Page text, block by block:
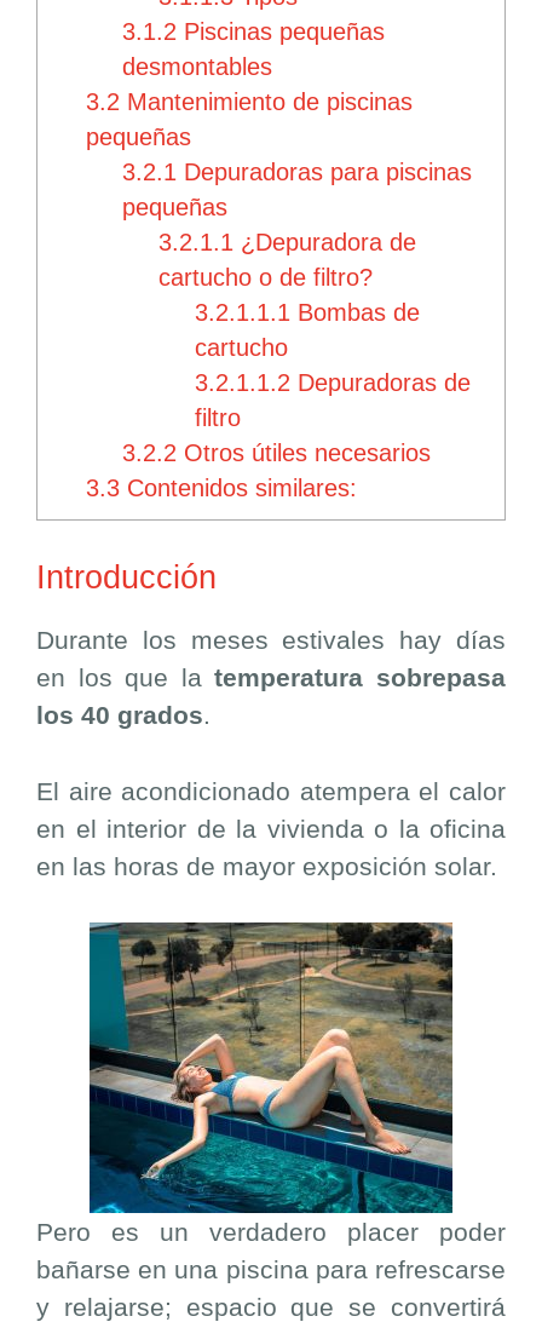
3.1.2Piscinas pequeñas
desmontables
3.2Mantenimiento de piscinas
pequeñas
3.2.1Depuradoras para piscinas
pequeñas
3.2.1.1¿Depuradora de
cartucho o de filtro?
3.2.1.1.1Bombas de
cartucho
3.2.1.1.2Depuradoras de
filtro
3.2.2Otros útiles necesarios
3.3Contenidos similares:
Introducción
Durante los meses estivales hay días
en los que latemperatura sobrepasa
los 40 grados.
El aire acondicionado atempera el calor
en el interior de la vivienda o la oficina
en las horas de mayor exposición solar.
Pero es un verdadero placer poder
bañarse en una piscina para refrescarse
y relajarse; espacio que se convertirá